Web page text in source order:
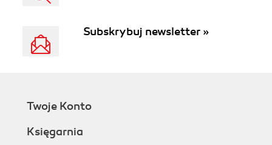
Subskrybuj newsletter »
Twoje Konto
Księgarnia